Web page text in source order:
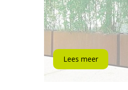
Lees meer